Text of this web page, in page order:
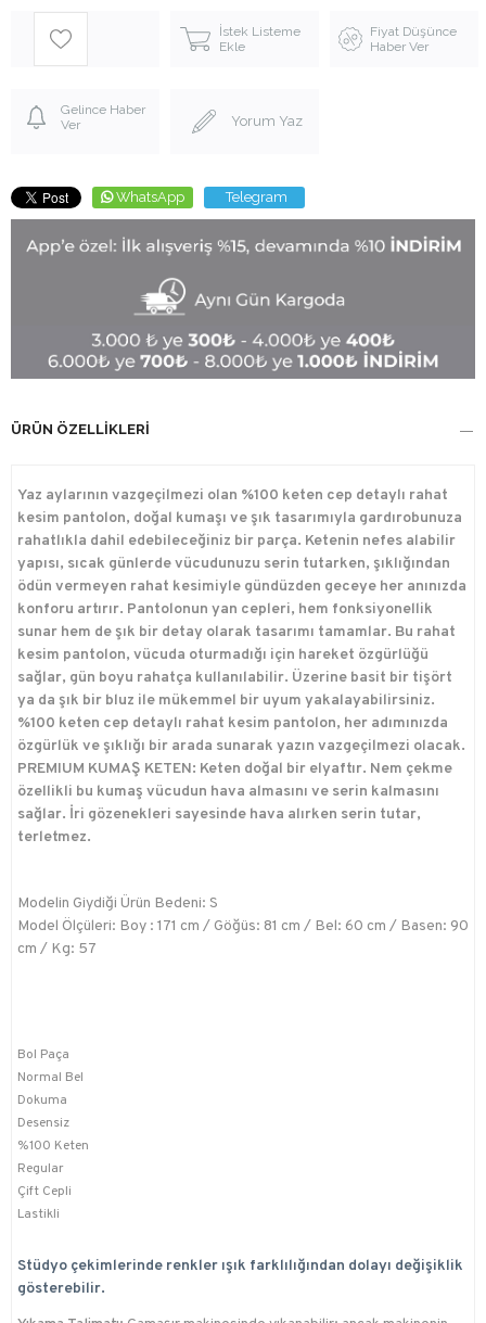
İstek Listeme
Ekle
Fiyat Düşünce
Haber Ver
Gelince Haber
Ver
Yorum Yaz
WhatsApp Telegram
ÜRÜN ÖZELLIKLERI
Yaz aylarının vazgeçilmezi olan %100 keten cep detaylı rahat
kesim pantolon, doğal kumaşı ve şık tasarımıyla gardırobunuza
rahatlıkla dahil edebileceğiniz bir parça. Ketenin nefes alabilir
yapısı, sıcak günlerde vücudunuzu serin tutarken, şıklığından
ödün vermeyen rahat kesimiyle gündüzden geceye her anınızda
konforu artırır. Pantolonun yan cepleri, hem fonksiyonellik
sunar hem de şık bir detay olarak tasarımı tamamlar. Bu rahat
kesim pantolon, vücuda oturmadığı için hareket özgürlüğü
sağlar, gün boyu rahatça kullanılabilir. Üzerine basit bir tişört
ya da şık bir bluz ile mükemmel bir uyum yakalayabilirsiniz.
%100 keten cep detaylı rahat kesim pantolon, her adımınızda
özgürlük ve şıklığı bir arada sunarak yazın vazgeçilmezi olacak.
PREMIUM KUMAŞ KETEN: Keten doğal bir elyaftır. Nem çekme
özellikli bu kumaş vücudun hava almasını ve serin kalmasını
sağlar. İri gözenekleri sayesinde hava alırken serin tutar,
terletmez.
Modelin Giydiği Ürün Bedeni: S
Model Ölçüleri: Boy : 171 cm / Göğüs: 81 cm / Bel: 60 cm / Basen: 90
cm / Kg: 57
Bol Paça
Normal Bel
Dokuma
Desensiz
%100 Keten
Regular
Çift Cepli
Lastikli
Stüdyo çekimlerinde renkler ışık farklılığından dolayı değişiklik
gösterebilir.